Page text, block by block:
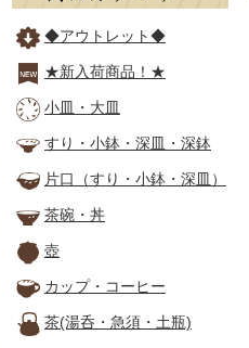
◆アウトレット◆
★新入荷商品！★
小皿・大皿
すり・小鉢・深皿・深鉢
片口（すり・小鉢・深皿）
茶碗・丼
壺
カップ・コーヒー
茶(湯呑・急須・土瓶)